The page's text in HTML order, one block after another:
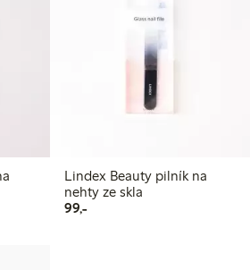
Lindex Beauty pilník na
nehty ze skla
99,-99,00 Kč